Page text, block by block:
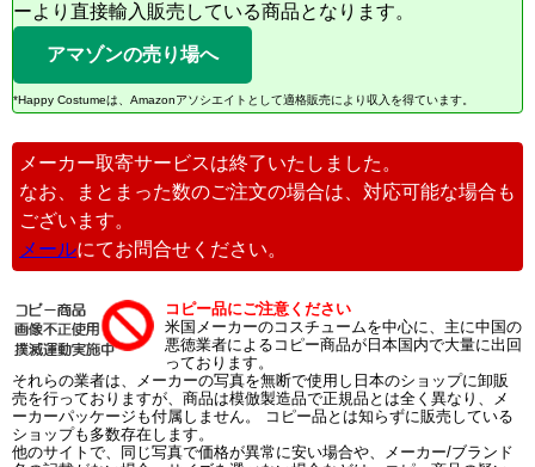
ーより直接輸入販売している商品となります。
アマゾンの売り場へ
*Happy Costumeは、Amazonアソシエイトとして適格販売により収入を得ています。
メーカー取寄サービスは終了いたしました。
なお、まとまった数のご注文の場合は、対応可能な場合も
ございます。
メールにてお問合せください。
コピー品にご注意ください
米国メーカーのコスチュームを中心に、主に中国の
悪徳業者によるコピー商品が日本国内で大量に出回
っております。
それらの業者は、メーカーの写真を無断で使用し日本のショップに卸販
売を行っておりますが、商品は模倣製造品で正規品とは全く異なり、メ
ーカーパッケージも付属しません。 コピー品とは知らずに販売している
ショップも多数存在します。
他のサイトで、同じ写真で価格が異常に安い場合や、メーカー/ブランド